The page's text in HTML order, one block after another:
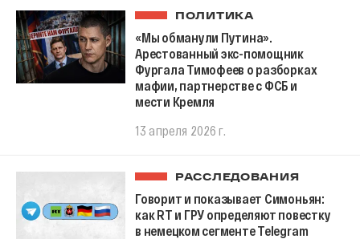
ПОЛИТИКА
«Мы обманули Путина».
Арестованный экс-помощник
Фургала Тимофеев о разборках
мафии, партнерстве с ФСБ и
мести Кремля
13 апреля 2026 г.
РАССЛЕДОВАНИЯ
Говорит и показывает Симоньян:
как RT и ГРУ определяют повестку
в немецком сегменте Telegram